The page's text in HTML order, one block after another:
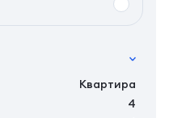
Квартира
4